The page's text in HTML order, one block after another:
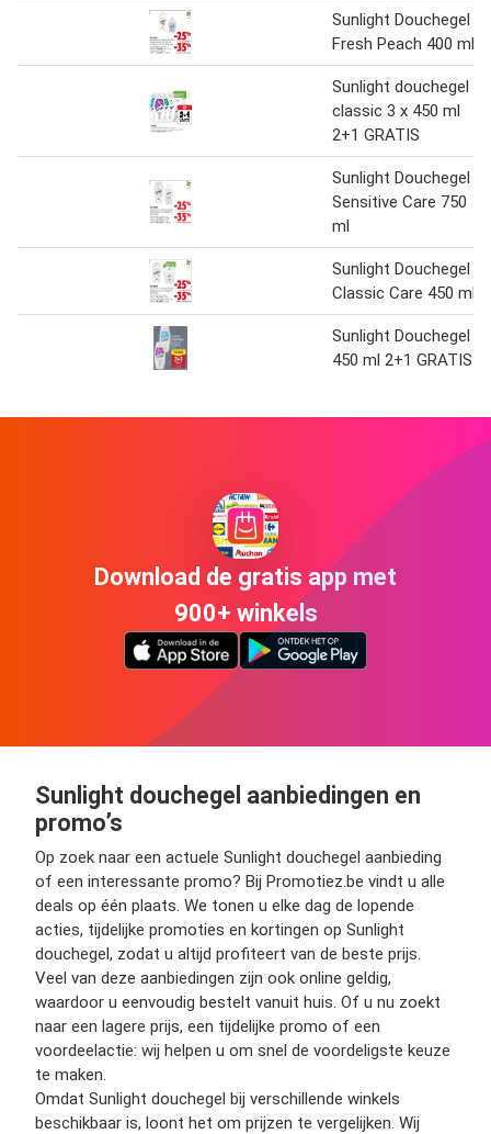
Sunlight Douchegel
Fresh Peach 400 ml
Sunlight douchegel
classic 3 x 450 ml
2+1 GRATIS
Sunlight Douchegel
Sensitive Care 750
ml
Sunlight Douchegel
Classic Care 450 ml
Sunlight Douchegel
450 ml 2+1 GRATIS
Download de gratis app met
900+ winkels
Sunlight douchegel aanbiedingen en
promo’s
Op zoek naar een actuele Sunlight douchegel aanbieding
of een interessante promo? Bij Promotiez.be vindt u alle
deals op één plaats. We tonen u elke dag de lopende
acties, tijdelijke promoties en kortingen op Sunlight
douchegel, zodat u altijd profiteert van de beste prijs.
Veel van deze aanbiedingen zijn ook online geldig,
waardoor u eenvoudig bestelt vanuit huis. Of u nu zoekt
naar een lagere prijs, een tijdelijke promo of een
voordeelactie: wij helpen u om snel de voordeligste keuze
te maken.
Omdat Sunlight douchegel bij verschillende winkels
beschikbaar is, loont het om prijzen te vergelijken. Wij